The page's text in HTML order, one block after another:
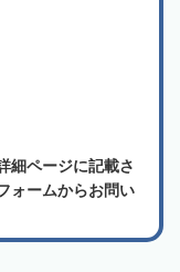
細ページに記載さ
ォームからお問い